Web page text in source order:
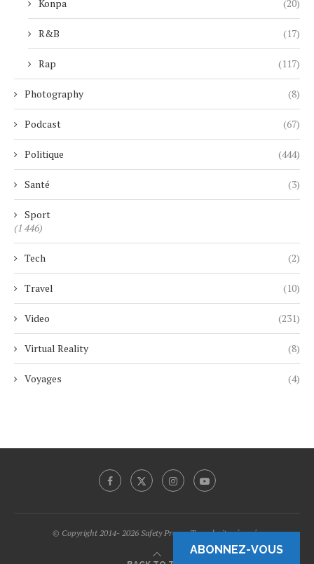
Konpa (20)
R&B (17)
Rap (117)
Photography (8)
Podcast (67)
Politique (444)
Santé (3)
Sport
(1 446)
Tech (2)
Travel (10)
Video (231)
Virtual Reality (8)
Voyages (4)
© Copyright 2014- 2026 Safety Promo Tous droits réservés.
ABONNEZ-VOUS